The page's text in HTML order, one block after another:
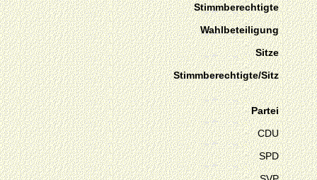
Stimmberechtigte
Wahlbeteiligung
Sitze
Stimmberechtigte/Sitz
Partei
CDU
SPD